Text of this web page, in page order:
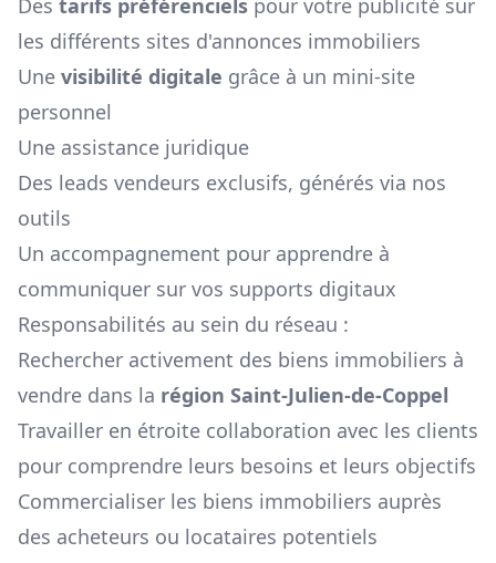
Des tarifs préférenciels pour votre publicité sur
les différents sites d'annonces immobiliers
Une visibilité digitale grâce à un mini-site
personnel
Une assistance juridique
Des leads vendeurs exclusifs, générés via nos
outils
Un accompagnement pour apprendre à
communiquer sur vos supports digitaux
Responsabilités au sein du réseau :
Rechercher activement des biens immobiliers à
vendre dans la région Saint-Julien-de-Coppel
Travailler en étroite collaboration avec les clients
pour comprendre leurs besoins et leurs objectifs
Commercialiser les biens immobiliers auprès
des acheteurs ou locataires potentiels